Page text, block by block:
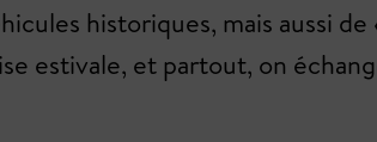
historiques, mais aussi
estivale, et partout, on